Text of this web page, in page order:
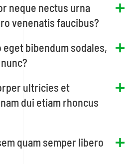
neque nectus urna
venenatis faucibus?
eget bibendum sodales,
ultricies et
dui etiam rhoncus
quam semper libero